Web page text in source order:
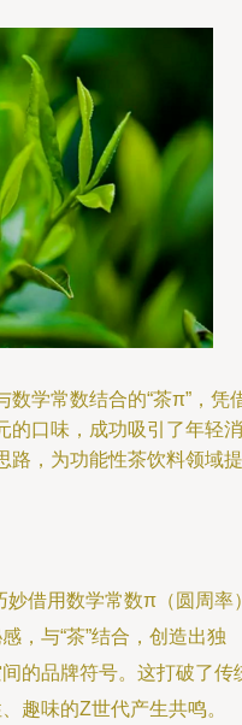
学常数结合的“茶π”，凭
的口味，成功吸引了年轻消
路，为功能性茶饮料领域提
妙借用数学常数π（圆周率
，与“茶”结合，创造出独
的品牌符号。这打破了传
趣味的Z世代产生共鸣。